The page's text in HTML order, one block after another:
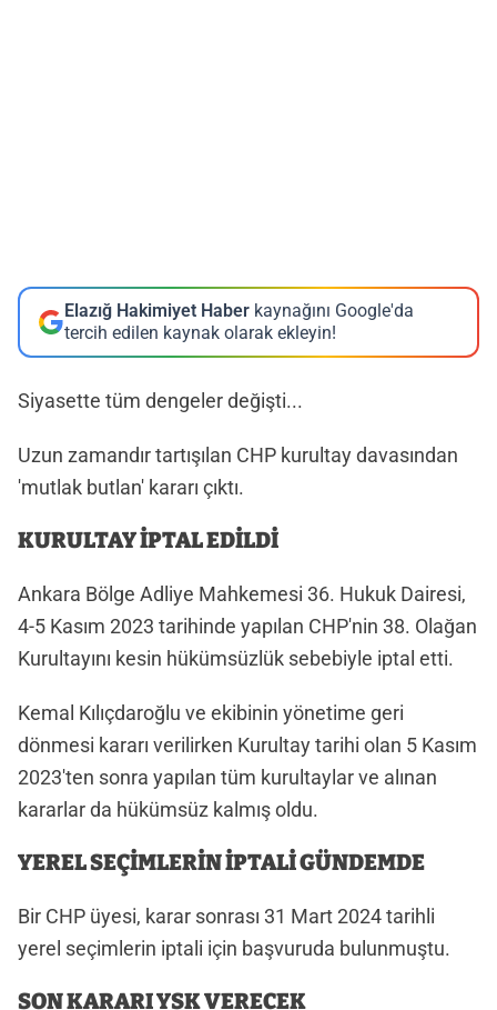
Elazığ Hakimiyet Haber kaynağını Google'da
tercih edilen kaynak olarak ekleyin!
Siyasette tüm dengeler değişti...
Uzun zamandır tartışılan CHP kurultay davasından
'mutlak butlan' kararı çıktı.
KURULTAY İPTAL EDİLDİ
Ankara Bölge Adliye Mahkemesi 36. Hukuk Dairesi,
4-5 Kasım 2023 tarihinde yapılan CHP'nin 38. Olağan
Kurultayını kesin hükümsüzlük sebebiyle iptal etti.
Kemal Kılıçdaroğlu ve ekibinin yönetime geri
dönmesi kararı verilirken Kurultay tarihi olan 5 Kasım
2023'ten sonra yapılan tüm kurultaylar ve alınan
kararlar da hükümsüz kalmış oldu.
YEREL SEÇİMLERİN İPTALİ GÜNDEMDE
Bir CHP üyesi, karar sonrası 31 Mart 2024 tarihli
yerel seçimlerin iptali için başvuruda bulunmuştu.
SON KARARI YSK VERECEK